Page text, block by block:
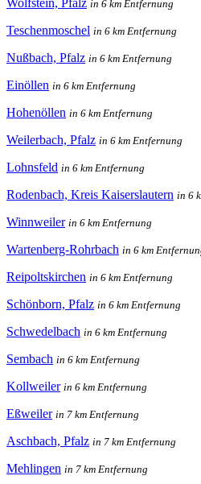
in 6 km Entfernung
Teschenmoschel in 6 km Entfernung
Nußbach, Pfalz in 6 km Entfernung
Einöllen in 6 km Entfernung
Hohenöllen in 6 km Entfernung
Weilerbach, Pfalz in 6 km Entfernung
Lohnsfeld in 6 km Entfernung
Rodenbach, Kreis Kaiserslautern in 6
Winnweiler in 6 km Entfernung
Wartenberg-Rohrbach in 6 km
Reipoltskirchen in 6 km Entfernung
Schönborn, Pfalz in 6 km Entfernung
Schwedelbach in 6 km Entfernung
Sembach in 6 km Entfernung
Kollweiler in 6 km Entfernung
Eßweiler in 7 km Entfernung
Aschbach, Pfalz in 7 km Entfernung
Mehlingen in 7 km Entfernung